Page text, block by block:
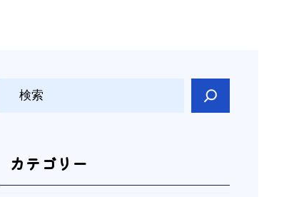
カテゴリー